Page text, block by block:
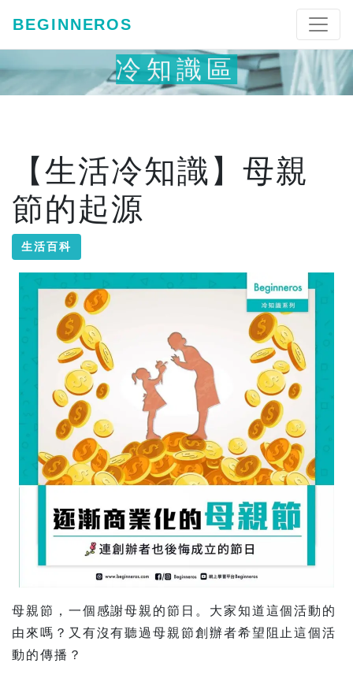
BEGINNEROS
冷知識區
【生活冷知識】母親
節的起源
生活百科
母親節，一個感謝母親的節日。大家知道這個活動的
由來嗎？又有沒有聽過母親節創辦者希望阻止這個活
動的傳播？